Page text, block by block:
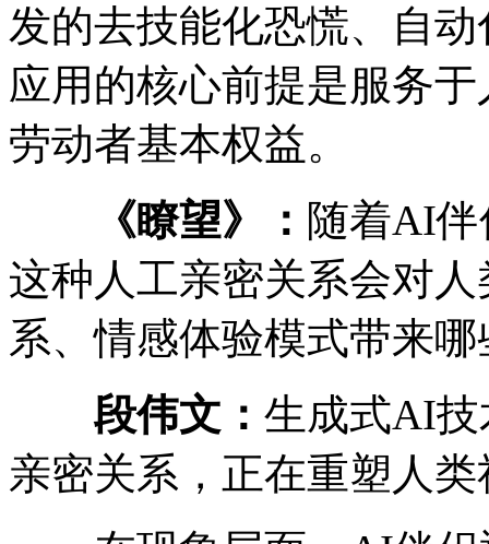
发的去技能化恐慌、自
应用的核心前提是服务
劳动者基本权益。
《瞭望》： 随着AI
这种人工亲密关系会对
系、情感体验模式带来
段伟文： 生成式AI
亲密关系，正在重塑人